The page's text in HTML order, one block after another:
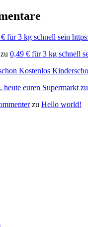
für 3 kg schnell sein
zu 0,49 € für 3 kg schnell
Kostenlos
heute euren Supermarkt
zu Hello world!